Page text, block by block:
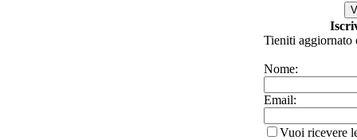
Tieniti aggiornato
Nome:
Email:
Vuoi ricevere